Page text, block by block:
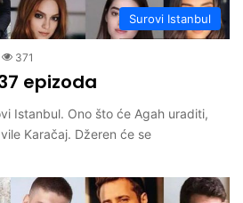
Surovi Istanbul
371
epizoda
Istanbul. Ono što će Agah uraditi,
Karačaj. Džeren će se